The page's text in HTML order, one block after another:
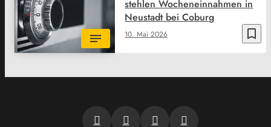
bookmark_border
10. Mai 2026
stehlen Wocheneinnahmen in
Neustadt bei Coburg